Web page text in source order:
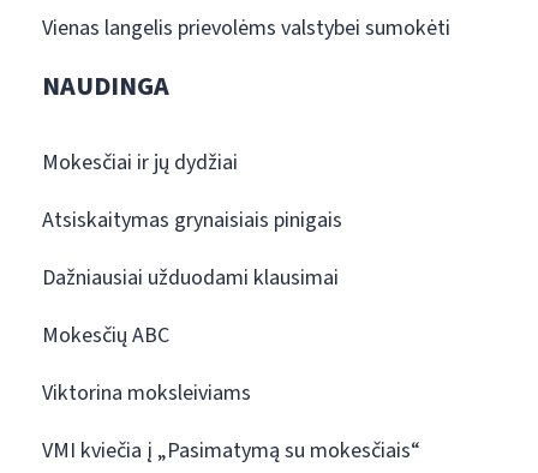
Vienas langelis prievolėms valstybei sumokėti
NAUDINGA
Mokesčiai ir jų dydžiai
Atsiskaitymas grynaisiais pinigais
Dažniausiai užduodami klausimai
Mokesčių ABC
Viktorina moksleiviams
VMI kviečia į „Pasimatymą su mokesčiais“